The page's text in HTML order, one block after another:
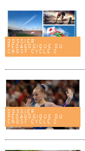
DOSSIER
PÉDAGOGIQUE DU
CNOSF CYCLE 2
DOSSIER
PÉDAGOGIQUE DU
CNOSF CYCLE 2